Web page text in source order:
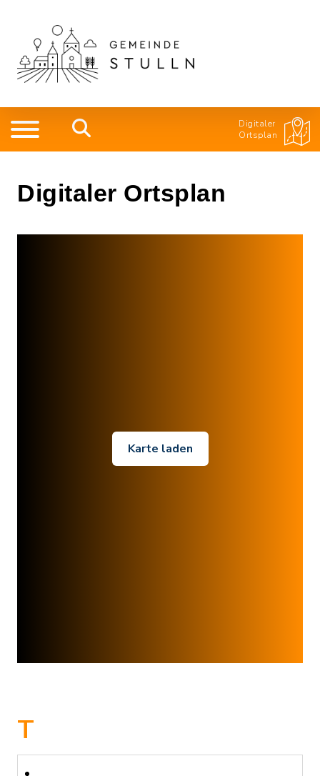
Digitaler
Ortsplan
Digitaler Ortsplan
Karte laden
T